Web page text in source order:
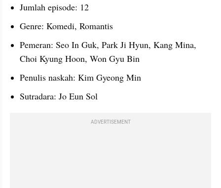
Jumlah episode: 12
Genre: Komedi, Romantis
Pemeran: Seo In Guk, Park Ji Hyun, Kang Mina,
Choi Kyung Hoon, Won Gyu Bin
Penulis naskah: Kim Gyeong Min
Sutradara: Jo Eun Sol
ADVERTISEMENT